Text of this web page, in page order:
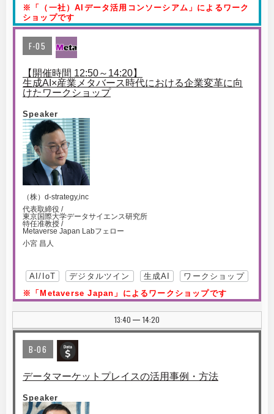
※「（一社）AIデータ活用コンソーシアム」によるワーク
ショップです
F-05
【開催時間 12:50～14:20】
生成AI×産業メタバース時代における企業変革に向
けたワークショップ
Speaker
（株）d-strategy,inc
代表取締役 /
東京国際大学データサイエンス研究所
特任准教授 /
Metaverse Japan Labフェロー
小宮 昌人
AI/IoT デジタルツイン 生成AI
ワークショップ
※「Metaverse Japan」によるワークショップです
13:40 | 14:20
B-06
データマーケットプレイスの活用事例・方法
Speaker